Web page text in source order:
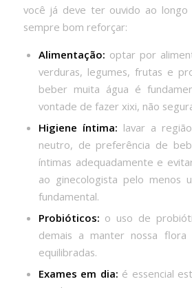
você já deve ter ouvido ao longo
sempre bom reforçar:
Alimentação: optar por
verduras, legumes, frutas e
beber muita água é
vontade de fazer xixi, não
Higiene íntima: lavar a
neutro, de preferência de
íntimas adequadamente e
ao ginecologista pelo menos
fundamental.
Probióticos: o uso de
demais a manter nossa flora
equilibradas.
Exames em dia: é essencial